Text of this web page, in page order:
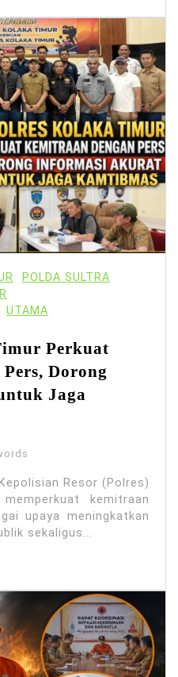
POLDA SULTRA
UTAMA
Perkuat
Dorong
Jaga
Resor (Polres)
kemitraan
upaya meningkatkan
sekaligus...